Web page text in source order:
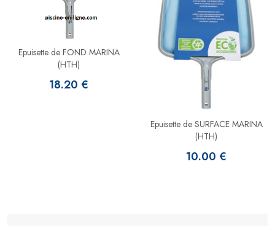
Epuisette de FOND MARINA
(HTH)
18.20 €
Epuisette de SURFACE MARINA
(HTH)
10.00 €